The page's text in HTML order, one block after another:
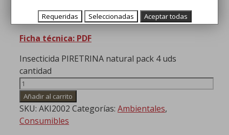
Insecticida piretrina natural
Ficha técnica: PDF
Insecticida PIRETRINA natural pack 4 uds
cantidad
Añadir al carrito
SKU: AKI2002 Categorías: Ambientales,
Consumibles
Requeridas Seleccionadas Aceptar todas